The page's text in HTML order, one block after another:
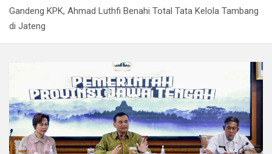
Gandeng KPK, Ahmad Luthfi Benahi Total Tata Kelola Tambang
di Jateng